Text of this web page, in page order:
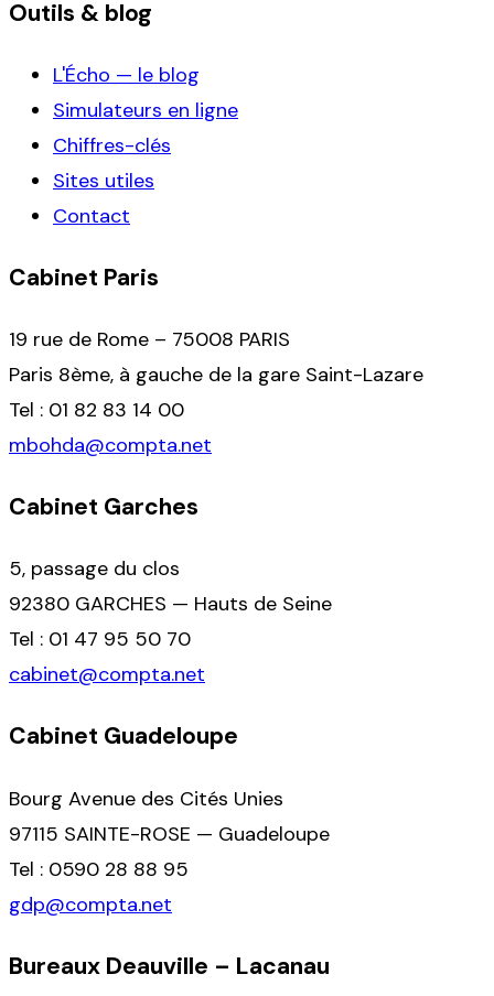
Outils & blog
L'Écho — le blog
Simulateurs en ligne
Chiffres-clés
Sites utiles
Contact
Cabinet Paris
19 rue de Rome – 75008 PARIS
Paris 8ème, à gauche de la gare Saint-Lazare
Tel : 01 82 83 14 00
mbohda@compta.net
Cabinet Garches
5, passage du clos
92380 GARCHES — Hauts de Seine
Tel : 01 47 95 50 70
cabinet@compta.net
Cabinet Guadeloupe
Bourg Avenue des Cités Unies
97115 SAINTE-ROSE — Guadeloupe
Tel : 0590 28 88 95
gdp@compta.net
Bureaux Deauville – Lacanau